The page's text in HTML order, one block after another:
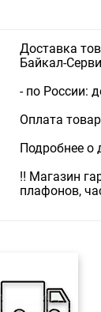
Доставка
Байкал-
- по России:
Оплата
Подробнее о
‼️ Магазин
плафонов,